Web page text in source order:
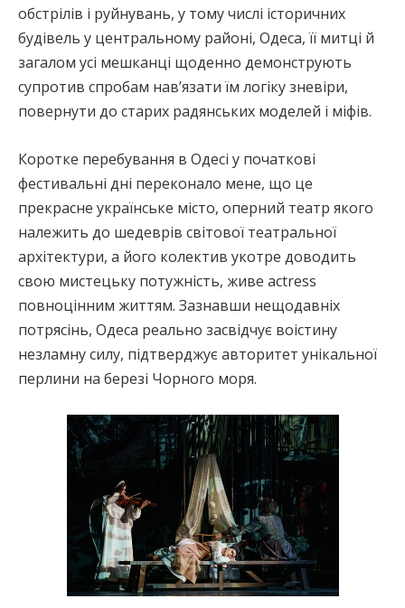
обстрілів і руйнувань, у тому числі історичних
будівель у центральному районі, Одеса, її митці й
загалом усі мешканці щоденно демонструють
супротив спробам нав’язати їм логіку зневіри,
повернути до старих радянських моделей і міфів.
Коротке перебування в Одесі у початкові
фестивальні дні переконало мене, що це
прекрасне українське місто, оперний театр якого
належить до шедеврів світової театральної
архітектури, а його колектив укотре доводить
свою мистецьку потужність, живе actress
повноцінним життям. Зазнавши нещодавніх
потрясінь, Одеса реально засвідчує воістину
незламну силу, підтверджує авторитет унікальної
перлини на березі Чорного моря.